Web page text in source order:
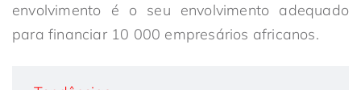
envolvimento é o seu envolvimento adequado
para financiar 10 000 empresários africanos.